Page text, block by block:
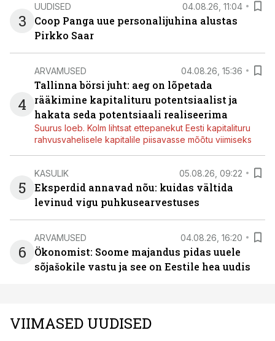
3
UUDISED 04.08.26, 11:04
Coop Panga uue personalijuhina alustas
Pirkko Saar
4
ARVAMUSED 04.08.26, 15:36
Tallinna börsi juht: aeg on lõpetada
rääkimine kapitalituru potentsiaalist ja
hakata seda potentsiaali realiseerima
Suurus loeb. Kolm lihtsat ettepanekut Eesti kapitalituru
rahvusvahelisele kapitalile piisavasse mõõtu viimiseks
5
KASULIK 05.08.26, 09:22
Eksperdid annavad nõu: kuidas vältida
levinud vigu puhkusearvestuses
6
ARVAMUSED 04.08.26, 16:20
Ökonomist: Soome majandus pidas uuele
sõjašokile vastu ja see on Eestile hea uudis
VIIMASED UUDISED